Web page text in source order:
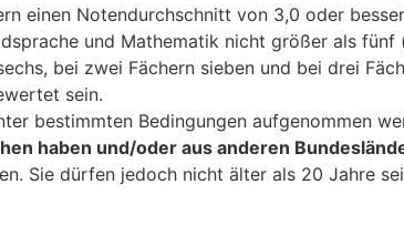
einen Notendurchschnitt von 3,0 oder
und Mathematik nicht größer als fünf
bei zwei Fächern sieben und bei drei
sein.
bestimmten Bedingungen aufgenommen
haben und/oder aus anderen
Sie dürfen jedoch nicht älter als 20 Jahre